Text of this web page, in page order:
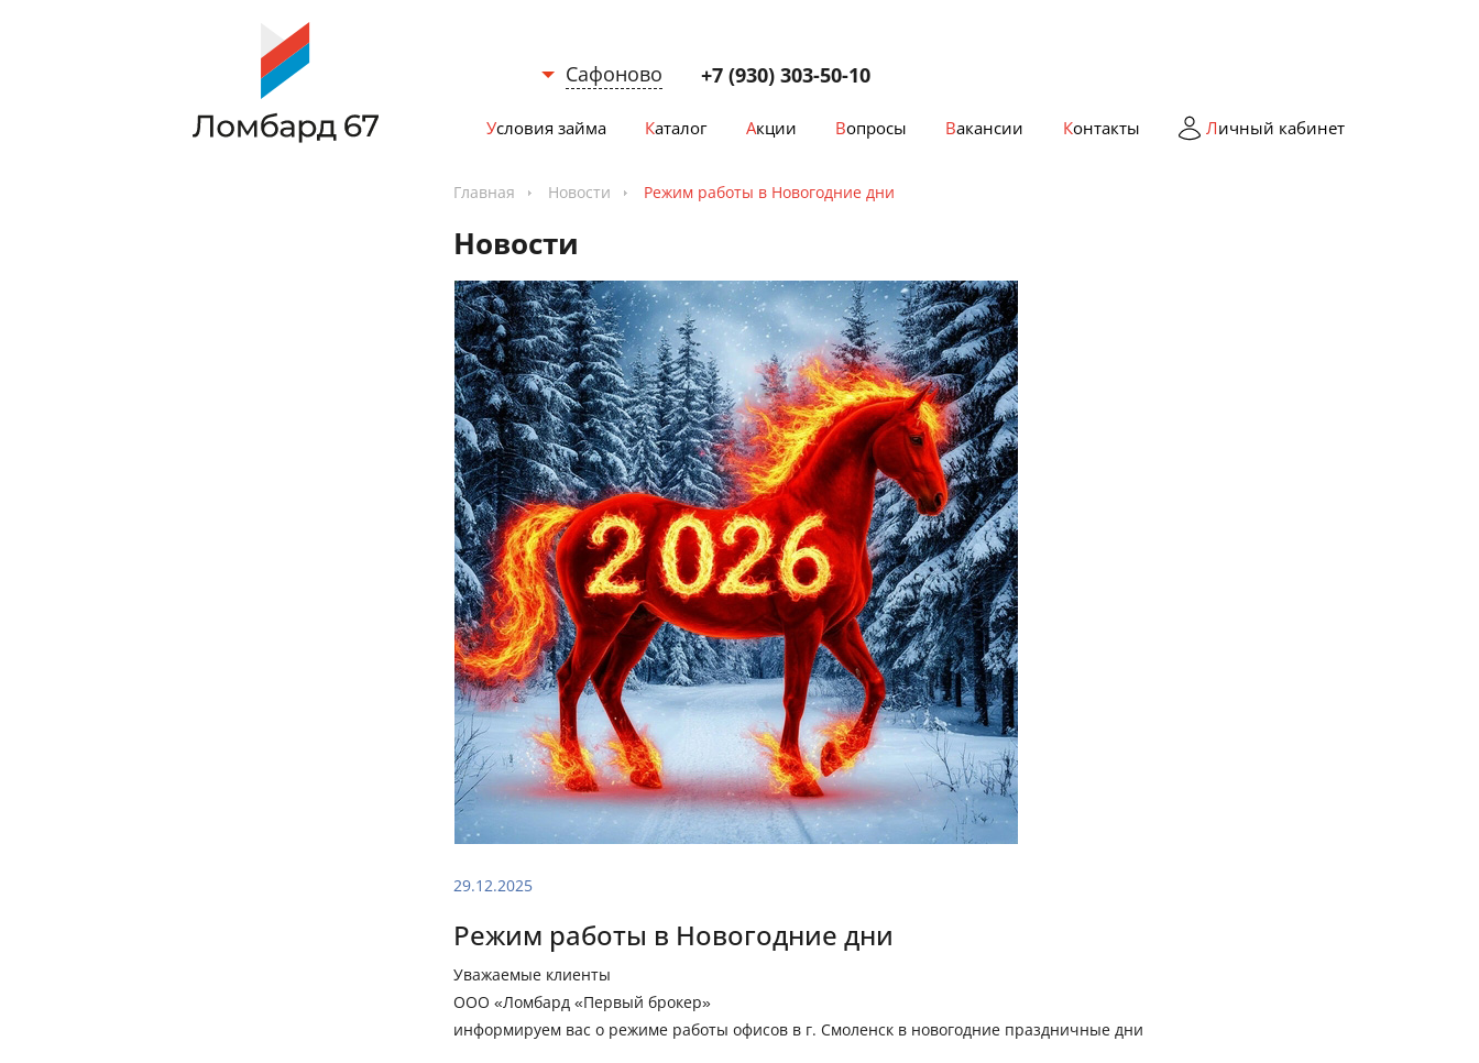
Сафоново
Выберите город
Вязьма
Сафоново
Гагарин
+7 (930) 303-50-10
Условия займа Каталог Акции Вопросы Вакансии Контакты Личный кабинет
Главная Новости Режим работы в Новогодние дни
Новости
29.12.2025
Режим работы в Новогодние дни
Уважаемые клиенты
ООО «Ломбард «Первый брокер»
информируем вас о режиме работы офисов в г. Смоленск в новогодние праздничные дни